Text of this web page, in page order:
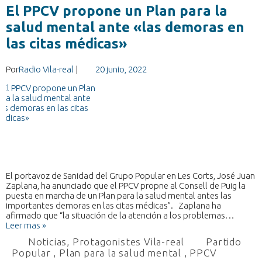
El PPCV propone un Plan para la
salud mental ante «las demoras en
las citas médicas»
PorRadio Vila-real | 20 junio, 2022
El portavoz de Sanidad del Grupo Popular en Les Corts, José Juan
Zaplana, ha anunciado que el PPCV propne al Consell de Puig la
puesta en marcha de un Plan para la salud mental antes las
importantes demoras en las citas médicas”. Zaplana ha
afirmado que “la situación de la atención a los problemas…
Leer mas »
Noticias, Protagonistes Vila-real
Partido
Popular , Plan para la salud mental , PPCV